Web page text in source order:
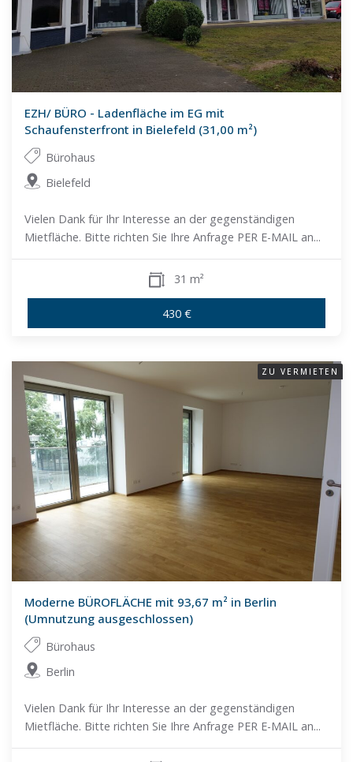
EZH/ BÜRO - Ladenfläche im EG mit
Schaufensterfront in Bielefeld (31,00 m²)
Bürohaus
Bielefeld
Vielen Dank für Ihr Interesse an der gegenständigen
Mietfläche. Bitte richten Sie Ihre Anfrage PER E-MAIL an...
31 m²
430 €
Moderne BÜROFLÄCHE mit 93,67 m² in Berlin
(Umnutzung ausgeschlossen)
Bürohaus
Berlin
Vielen Dank für Ihr Interesse an der gegenständigen
Mietfläche. Bitte richten Sie Ihre Anfrage PER E-MAIL an...
ZU VERMIETEN